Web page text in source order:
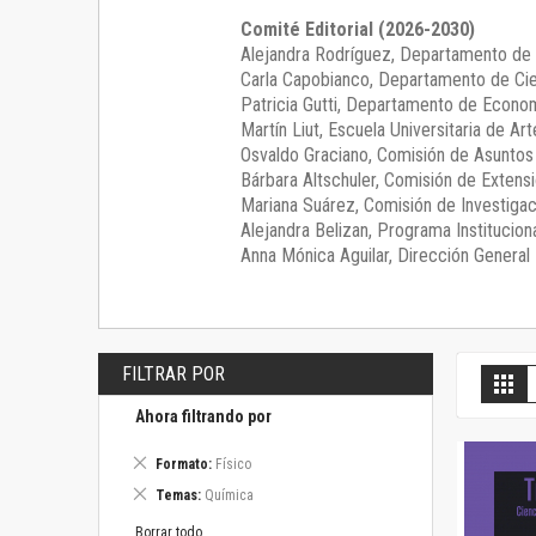
Comité Editorial (2026-2030)
Alejandra Rodríguez, Departamento
Carla Capobianco, Departamento de
Patricia Gutti, Departamento de
Martín Liut, Escuela Universitaria de
Osvaldo Graciano, Comisión de
Bárbara Altschuler, Comisión de
Mariana Suárez, Comisión de
Alejandra Belizan, Programa
Anna Mónica Aguilar, Dirección General
FILTRAR POR
Ahora filtrando por
Formato Físico
Eliminar
artículo
Temas Química
Eliminar
artículo
Borrar todo